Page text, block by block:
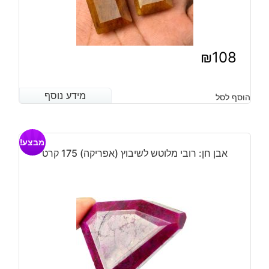
₪108
מידע נוסף הוסף לסל מידע נוסף
אבן חן: רובי מלוטש לשיבוץ (אפריקה) 175 קרט
מבצע!